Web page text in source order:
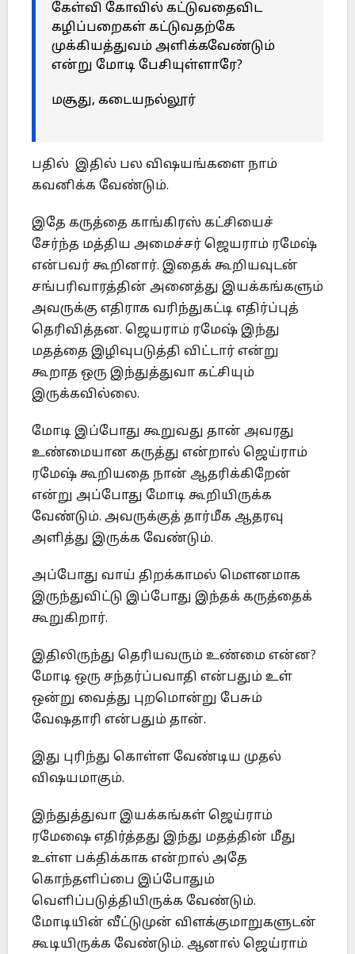
கேள்வி கோவில் கட்டுவதைவிட
கழிப்பறைகள் கட்டுவதற்கே
முக்கியத்துவம் அளிக்கவேண்டும்
என்று மோடி பேசியுள்ளாரே?
மசூது, கடையநல்லூர்
பதில் இதில் பல விஷயங்களை நாம்
கவனிக்க வேண்டும்.
இதே கருத்தை காங்கிரஸ் கட்சியைச்
சேர்ந்த மத்திய அமைச்சர் ஜெயராம் ரமேஷ்
என்பவர் கூறினார். இதைக் கூறியவுடன்
சங்பரிவாரத்தின் அனைத்து இயக்கங்களும்
அவருக்கு எதிராக வரிந்துகட்டி எதிர்ப்புத்
தெரிவித்தன. ஜெயராம் ரமேஷ் இந்து
மதத்தை இழிவுபடுத்தி விட்டார் என்று
கூறாத ஒரு இந்துத்துவா கட்சியும்
இருக்கவில்லை.
மோடி இப்போது கூறுவது தான் அவரது
உண்மையான கருத்து என்றால் ஜெய்ராம்
ரமேஷ் கூறியதை நான் ஆதரிக்கிறேன்
என்று அப்போது மோடி கூறியிருக்க
வேண்டும். அவருக்குத் தார்மீக ஆதரவு
அளித்து இருக்க வேண்டும்.
அப்போது வாய் திறக்காமல் மௌனமாக
இருந்துவிட்டு இப்போது இந்தக் கருத்தைக்
கூறுகிறார்.
இதிலிருந்து தெரியவரும் உண்மை என்ன?
மோடி ஒரு சந்தர்ப்பவாதி என்பதும் உள்
ஒன்று வைத்து புறமொன்று பேசும்
வேஷதாரி என்பதும் தான்.
இது புரிந்து கொள்ள வேண்டிய முதல்
விஷயமாகும்.
இந்துத்துவா இயக்கங்கள் ஜெய்ராம்
ரமேஷை எதிர்த்தது இந்து மதத்தின் மீது
உள்ள பக்திக்காக என்றால் அதே
கொந்தளிப்பை இப்போதும்
வெளிப்படுத்தியிருக்க வேண்டும்.
மோடியின் வீட்டுமுன் விளக்குமாறுகளுடன்
கூடியிருக்க வேண்டும். ஆனால் ஜெய்ராம்